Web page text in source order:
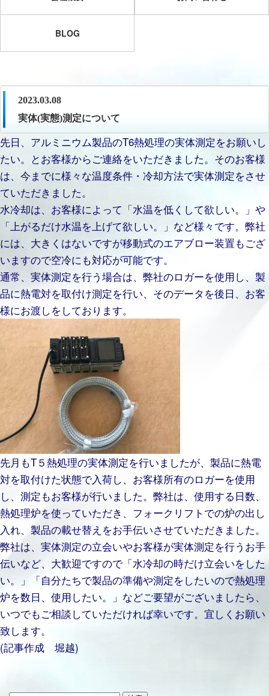
BLOG
2023.03.08
実体(実態)測定について
先日、アルミニウム製品のT6熱処理の実体測定をお願いし
たい。とお客様からご連絡をいただきました。そのお客様
は、今までに様々な温度条件・冷却方法で実体測定をさせ
ていただきました。
水冷却は、お客様によって「水温を低くして欲しい。」や
「上がるだけ水温を上げて欲しい。」など様々です。弊社
には、大きくはないですが移動式のエアブロー装置もござ
いますので空冷にも対応が可能です。
通常、実体測定を行う場合は、弊社のロガーを使用し、製
品に熱電対を取付け測定を行い、そのデータを後日、お客
様にお渡しをしております。
先月もT５熱処理の実体測定を行いましたが、製品に熱電
対を取付けた状態で入荷し、お客様所有のロガーを使用
し、測定もお客様が行いました。弊社は、使用する日数、
熱処理炉を使っていただき、フォークリフトでの炉の出し
入れ、製品の載せ替えをお手伝いさせていただきました。
弊社は、実体測定の立会いやお客様が実体測定を行うお手
伝いなど、大歓迎ですので「水冷却の時だけ立会いをした
い。」「自分たちで製品の準備や測定をしたいので熱処理
炉を数日、使用したい。」などご要望がございましたら、
いつでもご相談していただければ幸いです。宜しくお願い
致します。
(記事作成 堀越)